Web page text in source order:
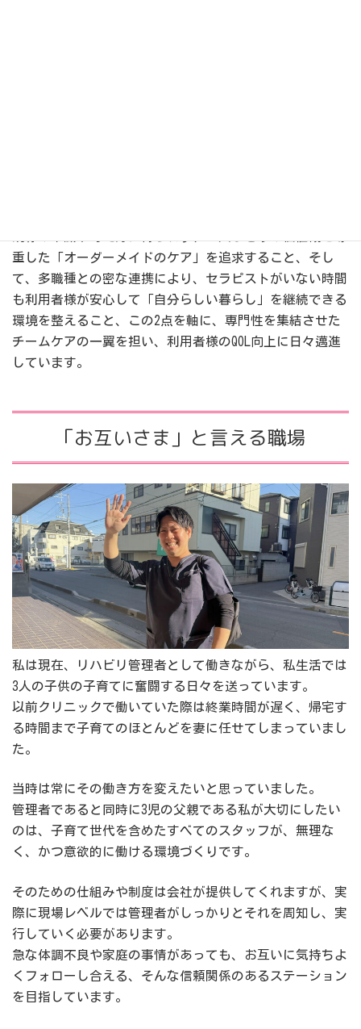
重した「オーダーメイドのケア」を追求すること、そし
て、多職種との密な連携により、セラピストがいない時間
も利用者様が安心して「自分らしい暮らし」を継続できる
環境を整えること、この2点を軸に、専門性を集結させた
チームケアの一翼を担い、利用者様のQOL向上に日々邁進
しています。
「お互いさま」と言える職場
私は現在、リハビリ管理者として働きながら、私生活では
3人の子供の子育てに奮闘する日々を送っています。
以前クリニックで働いていた際は終業時間が遅く、帰宅す
る時間まで子育てのほとんどを妻に任せてしまっていまし
た。
当時は常にその働き方を変えたいと思っていました。
管理者であると同時に3児の父親である私が大切にしたい
のは、子育て世代を含めたすべてのスタッフが、無理な
く、かつ意欲的に働ける環境づくりです。
そのための仕組みや制度は会社が提供してくれますが、実
際に現場レベルでは管理者がしっかりとそれを周知し、実
行していく必要があります。
急な体調不良や家庭の事情があっても、お互いに気持ちよ
くフォローし合える、そんな信頼関係のあるステーション
を目指しています。